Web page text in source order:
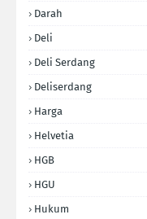
Darah
Deli
Deli Serdang
Deliserdang
Harga
Helvetia
HGB
HGU
Hukum